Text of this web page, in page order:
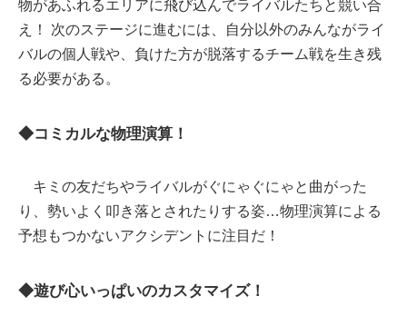
物があふれるエリアに飛び込んでライバルたちと競い合
え！ 次のステージに進むには、自分以外のみんながライ
バルの個人戦や、負けた方が脱落するチーム戦を生き残
る必要がある。
◆コミカルな物理演算！
キミの友だちやライバルがぐにゃぐにゃと曲がった
り、勢いよく叩き落とされたりする姿…物理演算による
予想もつかないアクシデントに注目だ！
◆遊び心いっぱいのカスタマイズ！